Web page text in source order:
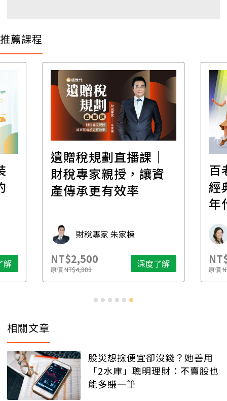
推薦課程
解
百老匯踢踏舞｜穿越
經典，踏出爵士黃金
學魚老師 Michelle
NT$6,800
原價NT$8,200 深度了解
高
場
家
原價
相關文章
股災想撿便宜卻沒錢？她善用
「2水庫」聰明理財：不賣股也
能多賺一筆